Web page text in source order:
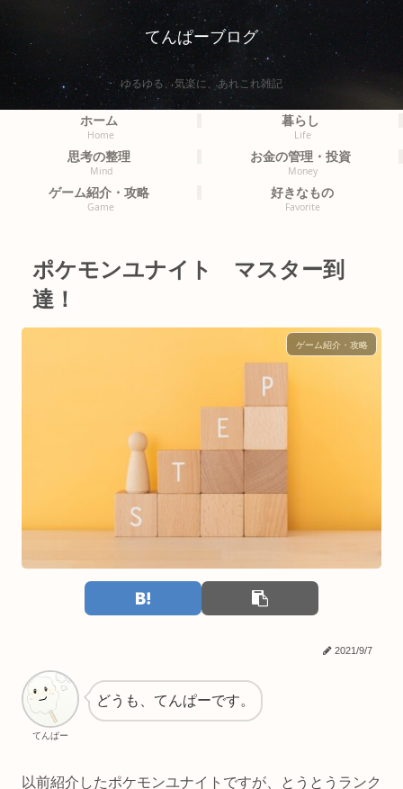
てんぱーブログ
ゆるゆる、気楽に、あれこれ雑記
ホーム
Home
暮らし
Life
思考の整理
Mind
お金の管理・投資
Money
ゲーム紹介・攻略
Game
好きなもの
Favorite
ポケモンユナイト マスター到
達！
ゲーム紹介・攻略
2021/9/7
てんぱー
どうも、てんぱーです。
以前紹介したポケモンユナイトですが、とうとうランク